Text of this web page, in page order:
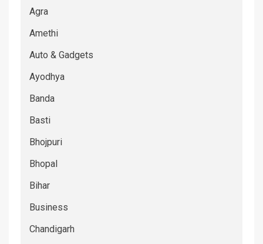
Agra
Amethi
Auto & Gadgets
Ayodhya
Banda
Basti
Bhojpuri
Bhopal
Bihar
Business
Chandigarh